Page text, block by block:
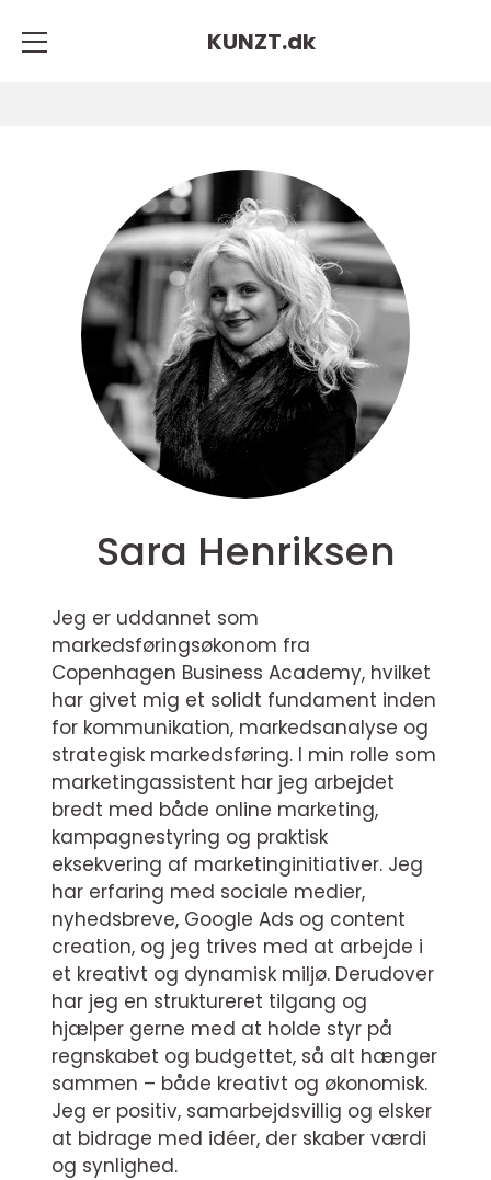
KUNZT.dk
Sara Henriksen
Jeg er uddannet som
markedsføringsøkonom fra
Copenhagen Business Academy, hvilket
har givet mig et solidt fundament inden
for kommunikation, markedsanalyse og
strategisk markedsføring. I min rolle som
marketingassistent har jeg arbejdet
bredt med både online marketing,
kampagnestyring og praktisk
eksekvering af marketinginitiativer. Jeg
har erfaring med sociale medier,
nyhedsbreve, Google Ads og content
creation, og jeg trives med at arbejde i
et kreativt og dynamisk miljø. Derudover
har jeg en struktureret tilgang og
hjælper gerne med at holde styr på
regnskabet og budgettet, så alt hænger
sammen – både kreativt og økonomisk.
Jeg er positiv, samarbejdsvillig og elsker
at bidrage med idéer, der skaber værdi
og synlighed.